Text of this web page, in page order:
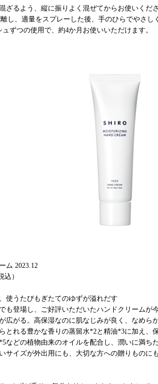
ざるよう、縦に振りよく混ぜてからお使いくださ
し、適量をスプレーした後、手のひらでやさし
ずつの使用で、約4か月お使いいただけます。
ム 2023.12
）
使うたびもぎたてのゆずが溢れだす
も登場し、ご好評いただいたハンドクリームが
広がる。高保湿なのに肌なじみが良く、なめら
とれる豊かな香りの蒸留水*2と精油*3に加え、
などの植物由来のオイルを配合し、潤いに満ち
サイズが外出用にも、大切な方への贈りものに